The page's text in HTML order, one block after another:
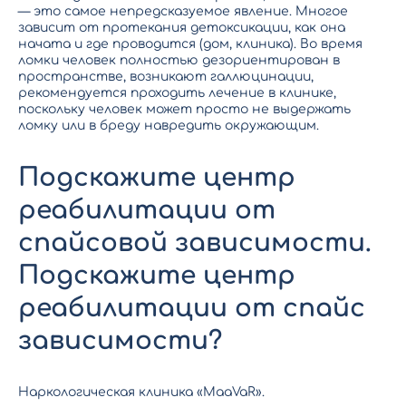
— это самое непредсказуемое явление. Многое
зависит от протекания детоксикации, как она
начата и где проводится (дом, клиника). Во время
ломки человек полностью дезориентирован в
пространстве, возникают галлюцинации,
рекомендуется проходить лечение в клинике,
поскольку человек может просто не выдержать
ломку или в бреду навредить окружающим.
Подскажите центр
реабилитации от
спайсовой зависимости.
Подскажите центр
реабилитации от спайс
зависимости?
Наркологическая клиника «MaaVaR».